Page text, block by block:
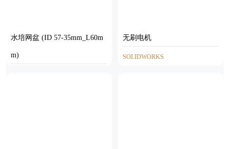
水培网盆 (ID 57-35mm_L60m
m)
无刷电机
SOLIDWORKS